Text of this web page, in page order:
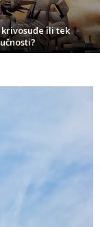
krivosuđe ili tek